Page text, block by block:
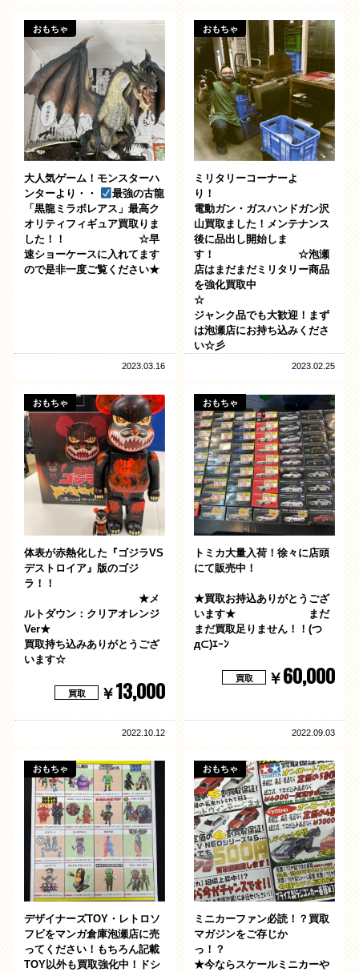
おもちゃ
大人気ゲーム！モンスターハ
ンターより・・
最強の古龍
「黒龍ミラボレアス」最高ク
オリティフィギュア買取りま
した！！ ☆早
速ショーケースに入れてます
ので是非一度ご覧ください★
2023.03.16
おもちゃ
ミリタリーコーナーよ
り！
電動ガン・ガスハンドガン沢
山買取ました！メンテナンス
後に品出し開始しま
す！ ☆泡瀬
店はまだまだミリタリー商品
を強化買取中
ジャンク品でも大歓迎！まず
は泡瀬店にお持ち込みくださ
い☆彡
2023.02.25
おもちゃ
体表が赤熱化した『ゴジラVS
デストロイア』版のゴジ
ラ！！
★メ
ルトダウン：クリアオレンジ
Ver★
買取持ち込みありがとうござ
います☆
買取 ￥13,000
2022.10.12
おもちゃ
トミカ大量入荷！徐々に店頭
にて販売中！
★買取お持込ありがとうござ
います★ まだ
まだ買取足りません！！(つ
д⊂)ｴｰﾝ
買取 ￥60,000
2022.09.03
おもちゃ
デザイナーズTOY・レトロソ
フビをマンガ倉庫泡瀬店に売
ってください！もちろん記載
TOY以外も買取強化中！ドシ
おもちゃ
ミニカーファン必読！？買取
マガジンをご存じか
っ！？
★今ならスケールミニカーや